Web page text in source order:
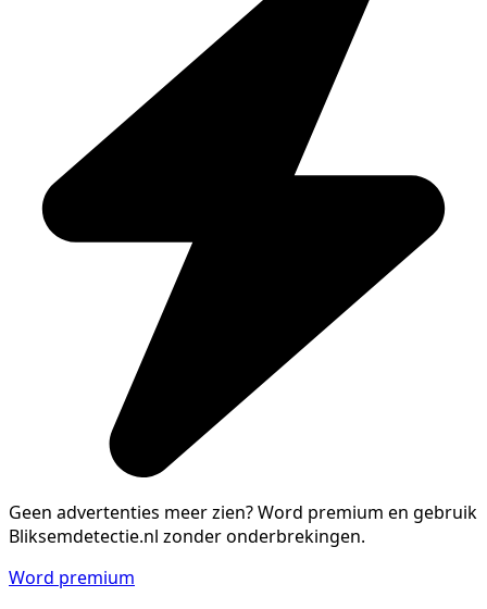
Geen advertenties meer zien?Word premium en gebruik
Bliksemdetectie.nl zonder onderbrekingen.
Word premium